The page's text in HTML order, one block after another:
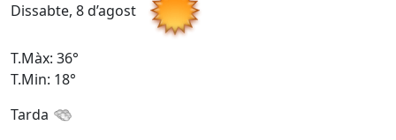
Dissabte, 8 d’agost
T.Màx: 36°
T.Min: 18°
Tarda